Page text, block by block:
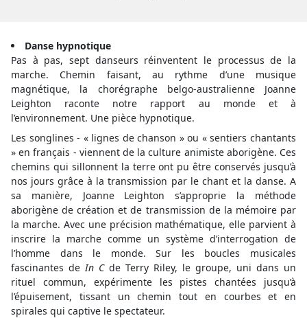
Danse hypnotique
Pas à pas, sept danseurs réinventent le processus de la
marche. Chemin faisant, au rythme d’une musique
magnétique, la chorégraphe belgo-australienne Joanne
Leighton raconte notre rapport au monde et à
l’environnement. Une pièce hypnotique.
Les songlines - « lignes de chanson » ou « sentiers chantants
» en français - viennent de la culture animiste aborigène. Ces
chemins qui sillonnent la terre ont pu être conservés jusqu’à
nos jours grâce à la transmission par le chant et la danse. A
sa manière, Joanne Leighton s’approprie la méthode
aborigène de création et de transmission de la mémoire par
la marche. Avec une précision mathématique, elle parvient à
inscrire la marche comme un système d’interrogation de
l’homme dans le monde. Sur les boucles musicales
fascinantes deIn Cde Terry Riley, le groupe, uni dans un
rituel commun, expérimente les pistes chantées jusqu’à
l’épuisement, tissant un chemin tout en courbes et en
spirales qui captive le spectateur.